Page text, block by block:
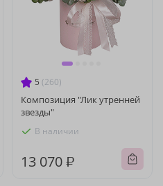
5 (260)
Композиция "Лик утренней
звезды"
В наличии
13 070 ₽